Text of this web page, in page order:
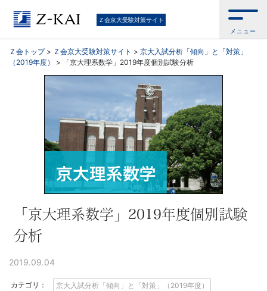
京
大
受
大
に
Ｚ会京大受験対策サイト
メニュー
Ｚ会トップ> Ｚ会京大受験対策サイト > 京大入試分析「傾向」と「対策」
（2019年度）
> 「京大理系数学」2019年度個別試験分析
「京大理系数学」2019年度個別試験
分析
2019.09.04
カテゴリ： 京大入試分析「傾向」と「対策」（2019年度）